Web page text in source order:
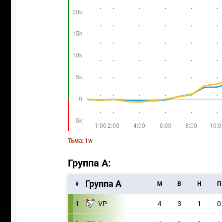
Тьма: 1w
Группа A:
# Группа А M В Н П
1 VP 4 3 1 0